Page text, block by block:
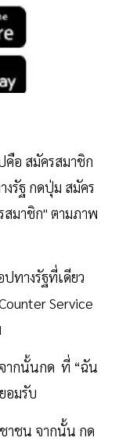
คือ สมัครสมาชิก
รัฐ กดปุ่ม สมัคร
สมาชิก" ตามภาพ
ทางรัฐที่เดียว
Service
ากนั้นกด ที่ “ฉัน
อมรับ
าชน จากนั้น กด